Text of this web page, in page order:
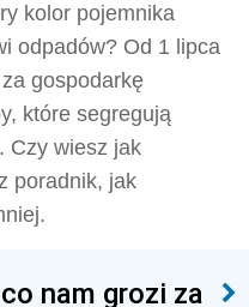
kolor pojemnika
odpadów? Od 1 lipca
gospodarkę
które segregują
Czy wiesz jak
poradnik, jak
nam grozi za